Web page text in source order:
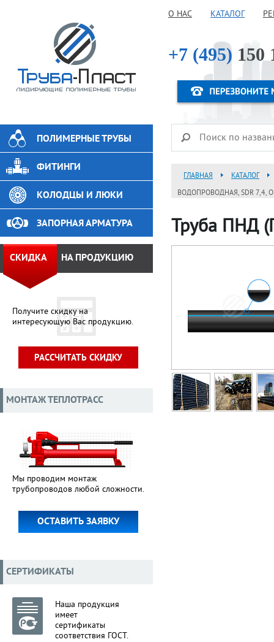
О НАС КАТАЛОГ
+7 (495) 150
ГЛАВНАЯ
КАТАЛОГ
ВОДОПРОВОДНАЯ, SDR 7,4,
Труба ПНД
ПОЛИМЕРНЫЕ ТРУБЫ
ФИТИНГИ
КОЛОДЦЫ И ЛЮКИ
ЗАПОРНАЯ АРМАТУРА
Получите скидку на
интересующую Вас продукцию.
СКИДКА НА ПРОДУКЦИЮ
РАССЧИТАТЬ СКИДКУ
МОНТАЖ ТЕПЛОТРАСС
Мы проводим монтаж
трубопроводов любой сложности.
ОСТАВИТЬ ЗАЯВКУ
СЕРТИФИКАТЫ
Наша продукция
имеет
сертификаты
соответствия ГОСТ.